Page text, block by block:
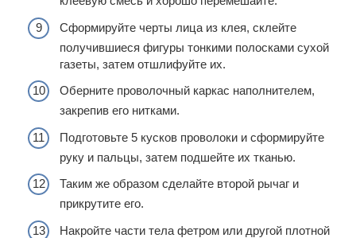
Сформируйте черты лица из клея, склейте
получившиеся фигуры тонкими полосками сухой
газеты, затем отшлифуйте их.
Оберните проволочный каркас наполнителем,
закрепив его нитками.
Подготовьте 5 кусков проволоки и сформируйте
руку и пальцы, затем подшейте их тканью.
Таким же образом сделайте второй рычаг и
прикрутите его.
Накройте части тела фетром или другой плотной